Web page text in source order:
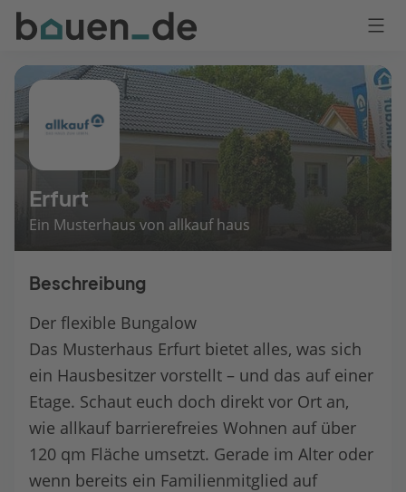
Bauen
Logo
Anmelden
Erfurt
Ein Musterhaus von allkauf haus
Beschreibung
Der flexible Bungalow
Das Musterhaus Erfurt bietet alles, was sich
ein Hausbesitzer vorstellt – und das auf einer
Etage. Schaut euch doch direkt vor Ort an,
wie allkauf barrierefreies Wohnen auf über
120 qm Fläche umsetzt. Gerade im Alter oder
wenn bereits ein Familienmitglied auf